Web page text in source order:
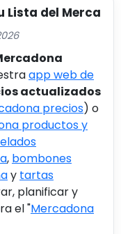
Lista del Merca
app web de
actualizados
precios) o
productos y
, bombones
y tartas
planificar y
el "Mercadona